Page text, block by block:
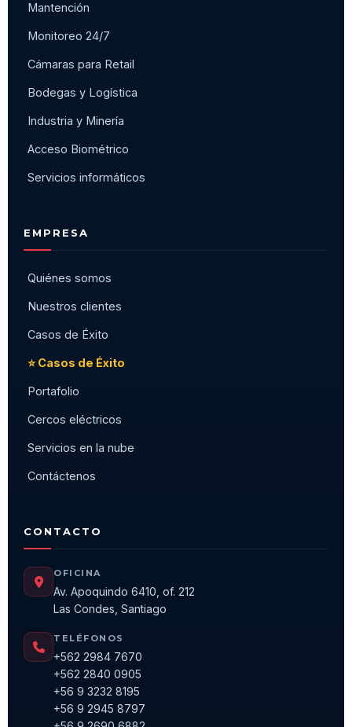
Mantención
Monitoreo 24/7
Cámaras para Retail
Bodegas y Logística
Industria y Minería
Acceso Biométrico
Servicios informáticos
EMPRESA
Quiénes somos
Nuestros clientes
Casos de Éxito
⭐ Casos de Éxito
Portafolio
Cercos eléctricos
Servicios en la nube
Contáctenos
CONTACTO
OFICINA
Av. Apoquindo 6410, of. 212
Las Condes, Santiago
TELÉFONOS
+562 2984 7670
+562 2840 0905
+56 9 3232 8195
+56 9 2945 8797